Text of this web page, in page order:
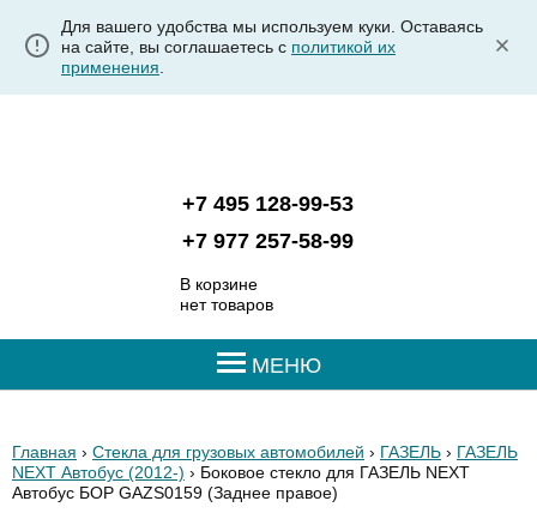
Для вашего удобства мы используем куки. Оставаясь
на сайте, вы соглашаетесь с политикой их
применения
+7 495 128-99-53
+7 977 257-58-99
В корзине
нет товаров
МЕНЮ
Главная › Стекла для грузовых автомобилей › ГАЗЕЛЬ › ГАЗЕЛЬ
NEXT Автобус (2012-) › Боковое стекло для ГАЗЕЛЬ NEXT
Автобус БОР GAZS0159 (Заднее правое)